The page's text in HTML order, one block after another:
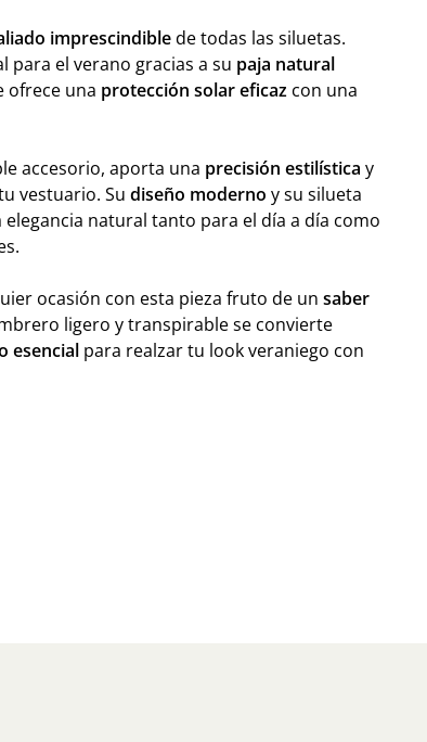
imprescindiblede todas las siluetas.
para el verano gracias a su paja natural
ofrece una protección solar eficazcon una
accesorio, aporta una precisión estilística y
vestuario. Su diseño moderno y su silueta
natural tanto para el día a día como
ocasión con esta pieza fruto de un saber
ligero y transpirable se convierte
esencialpara realzar tu look veraniego con